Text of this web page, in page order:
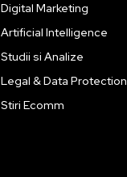
Digital Marketing
Artificial Intelligence
Studii si Analize
Legal & Data Protection
Stiri Ecomm